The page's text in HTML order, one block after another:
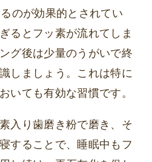
のが効果的とされてい
るとフッ素が流れてしま
グ後は少量のうがいで終
しましょう。これは特に
いても有効な習慣です。
入り歯磨き粉で磨き、そ
することで、睡眠中もフ